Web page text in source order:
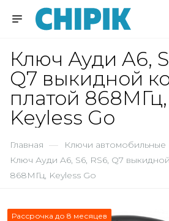
Ключ Ауди A6,
Q7 выкидной
платой 868МГц,
Keyless Go
Главная — Ключи автомобильные
Ключ Ауди A6, S6, RS6, Q7
868МГц, Keyless Go
Рассрочка до 8 месяцев